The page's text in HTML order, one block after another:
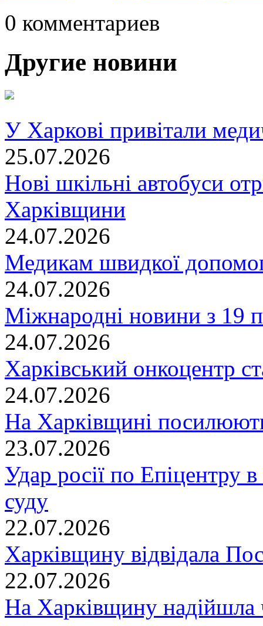
0 комментариев
Другие новини
У Харкові привітали
25.07.2026
Нові шкільні автобуси
Харківщини
24.07.2026
Медикам швидкої
24.07.2026
Міжнародні новини з 19
24.07.2026
Харківський онкоцентр
24.07.2026
На Харківщині
23.07.2026
Удар росії по Епіцентру
суду
22.07.2026
Харківщину відвідала
22.07.2026
На Харківщину надійшла